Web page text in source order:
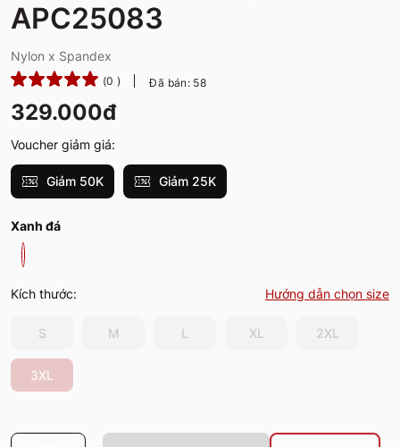
APC25083
Nylon x Spandex
(0 ) Đã bán: 58
329.000đ
Voucher giảm giá:
Giảm 50K Giảm 25K
Xanh đá
Kích thước: Hướng dẫn chọn size
S M L XL 2XL
3XL